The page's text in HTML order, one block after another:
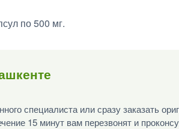
по 500 мг.
специалиста или сразу заказать
15 минут вам перезвонят и